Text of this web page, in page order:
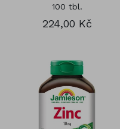
100 tbl.
224,00 Kč